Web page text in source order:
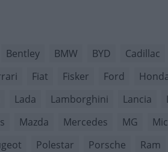
Bentley BMW BYD Cadillac
Fiat Fisker Ford
Lada Lamborghini Lancia
Mazda Mercedes MG
Polestar Porsche Ram